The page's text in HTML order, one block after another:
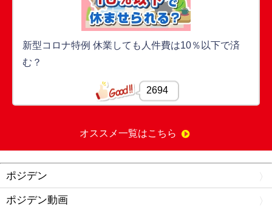
新型コロナ特例 休業しても人件費は10％以下で済
む？
2694
オススメ一覧はこちら
ポジデン
ポジデン動画